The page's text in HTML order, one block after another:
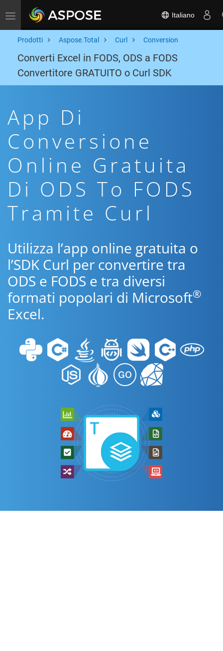
Toggle navigation Italiano
Prodotti Aspose.Total Curl Conversion
Converti Excel in FODS, ODS a FODS
Convertitore GRATUITO o Curl SDK
App Di
Conversione
Online Gratuita
Di ODS To FODS
Tramite Curl
Utilizza l’app online gratuita o
l’SDK Curl per convertire tra
ODS e FODS e tra diversi
formati popolari di Microsoft®
Excel.